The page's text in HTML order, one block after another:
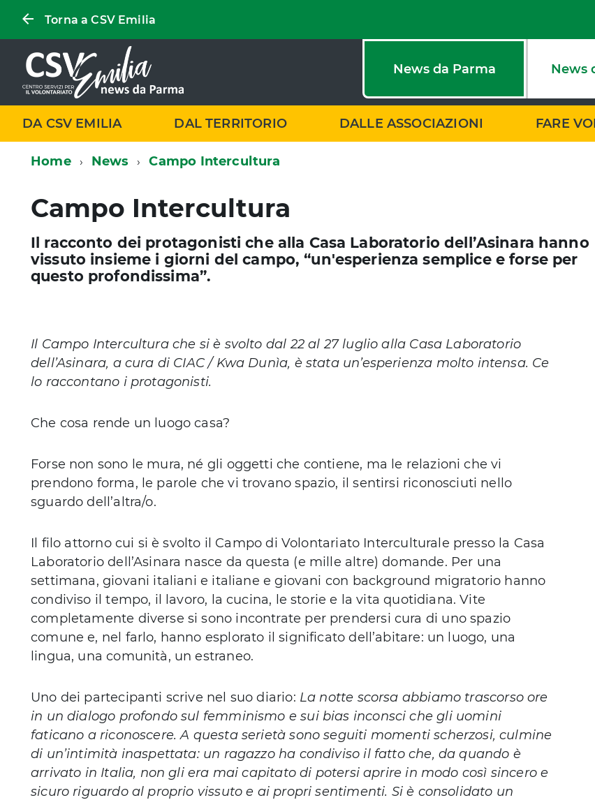
Torna a CSV Emilia
News da Parma News
DA CSV EMILIA DAL TERRITORIO DALLE ASSOCIAZIONI FARE
Home News Campo Intercultura
Campo Intercultura
Il racconto dei protagonisti che alla Casa Laboratorio dell’Asinara hanno
vissuto insieme i giorni del campo, “un'esperienza semplice e forse per
questo profondissima”.
Il Campo Intercultura che si è svolto dal 22 al 27 luglio alla Casa Laboratorio
dell’Asinara, a cura di CIAC / Kwa Dunìa, è stata un’esperienza molto intensa. Ce
lo raccontano i protagonisti.
Che cosa rende un luogo casa?
Forse non sono le mura, né gli oggetti che contiene, ma le relazioni che vi
prendono forma, le parole che vi trovano spazio, il sentirsi riconosciuti nello
sguardo dell’altra/o.
Il filo attorno cui si è svolto il Campo di Volontariato Interculturale presso la Casa
Laboratorio dell’Asinara nasce da questa (e mille altre) domande. Per una
settimana, giovani italiani e italiane e giovani con background migratorio hanno
condiviso il tempo, il lavoro, la cucina, le storie e la vita quotidiana. Vite
completamente diverse si sono incontrate per prendersi cura di uno spazio
comune e, nel farlo, hanno esplorato il significato dell’abitare: un luogo, una
lingua, una comunità, un estraneo.
Uno dei partecipanti scrive nel suo diario: La notte scorsa abbiamo trascorso ore
in un dialogo profondo sul femminismo e sui bias inconsci che gli uomini
faticano a riconoscere. A questa serietà sono seguiti momenti scherzosi, culmine
di un’intimità inaspettata: un ragazzo ha condiviso il fatto che, da quando è
arrivato in Italia, non gli era mai capitato di potersi aprire in modo così sincero e
sicuro riguardo al proprio vissuto e ai propri sentimenti. Si è consolidato un